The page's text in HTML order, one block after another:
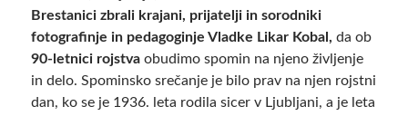
Brestanici zbrali krajani, prijatelji in sorodniki
fotografinje in pedagoginje Vladke Likar Kobal, da ob
90-letnici rojstva obudimo spomin na njeno življenje
in delo. Spominsko srečanje je bilo prav na njen rojstni
dan, ko se je 1936. leta rodila sicer v Ljubljani, a je leta